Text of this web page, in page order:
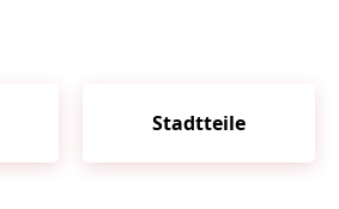
Stadtteile